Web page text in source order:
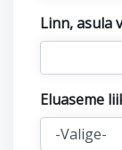
Linn, asula
Eluaseme